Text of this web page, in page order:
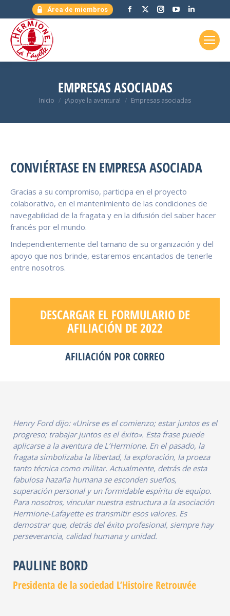
Área de miembros
Facebook
newnew
Instagram
new
YouTube
opens
new
opens
in
new
EMPRESAS ASOCIADAS
Estás aquí:
Inicio ¡Apoye la aventura! Empresas asociadas
CONVIÉRTASE EN EMPRESA ASOCIADA
Gracias a su compromiso, participa en el proyecto
colaborativo, en el mantenimiento de las condiciones de
navegabilidad de la fragata y en la difusión del saber hacer
francés por el mundo.
Independientemente del tamaño de su organización y del
apoyo que nos brinde, estaremos encantados de tenerle
entre nosotros.
DESCARGAR EL FORMULARIO DE
AFILIACIÓN DE 2022
AFILIACIÓN POR CORREO
Henry Ford dijo: «Unirse es el comienzo; estar juntos es el
progreso; trabajar juntos es el éxito». Esta frase puede
aplicarse a la aventura de L’Hermione. En el pasado, la
fragata simbolizaba la libertad, la exploración, la proeza
tanto técnica como militar. Actualmente, detrás de esta
fabulosa hazaña humana se esconden sueños,
superación personal y un formidable espíritu de equipo.
Para nosotros, vincular nuestra estructura a la asociación
Hermione-Lafayette es transmitir esos valores. Es
demostrar que, detrás del éxito profesional, siempre hay
perseverancia, calidad humana y unidad.
PAULINE BORD
Presidenta de la sociedad L’Histoire Retrouvée